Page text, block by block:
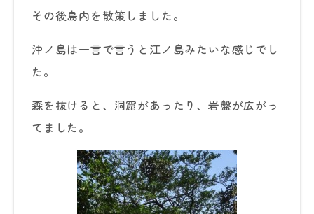
その後島内を散策しました。
沖ノ島は一言で言うと江ノ島みたいな感じでし
た。
森を抜けると、洞窟があったり、岩盤が広がっ
てました。